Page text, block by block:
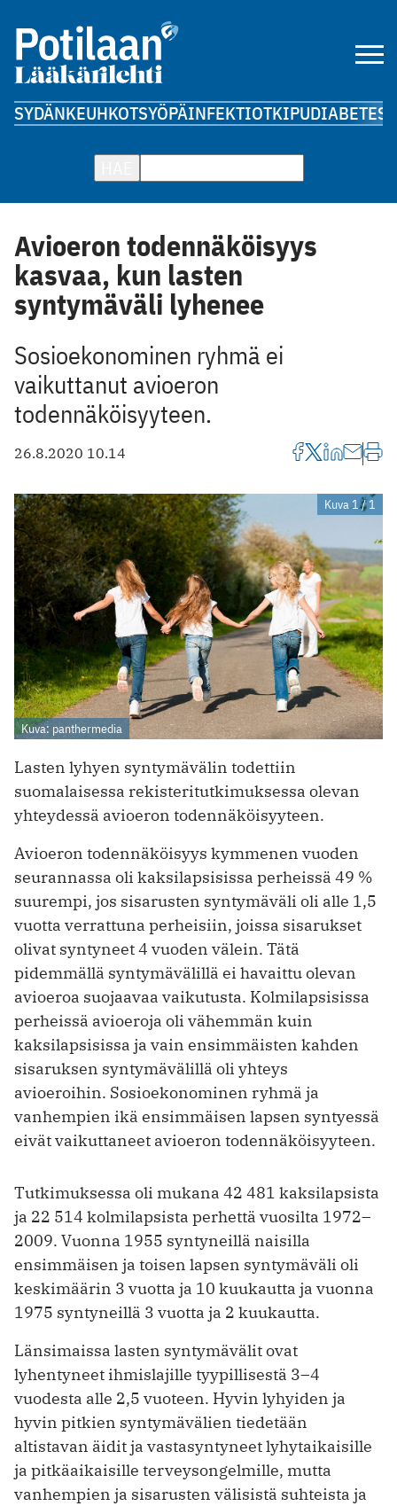
SYDÄNKEUHKOTSYÖPÄINFEKTIOTKIPUDIABETES
Avioeron todennäköisyys
kasvaa, kun lasten
syntymäväli lyhenee
Sosioekonominen ryhmä ei
vaikuttanut avioeron
todennäköisyyteen.
26.8.2020 10.14
Kuva 1 / 1
Kuva: panthermedia
Lasten lyhyen syntymävälin todettiin
suomalaisessa rekisteritutkimuksessa olevan
yhteydessä avioeron toden­näköisyyteen.
Avioeron todennäköisyys kymmenen vuoden
seurannassa oli kaksilapsisissa perheissä 49 %
suurempi, jos sisarusten syntymäväli oli alle 1,5
vuotta verrattuna perheisiin, joissa sisarukset
olivat syntyneet 4 vuoden välein. Tätä
pidemmällä syntymävälillä ei havaittu olevan
avioeroa suojaavaa vaikutusta. Kolmi­lapsisissa
perheissä avioeroja oli vähemmän kuin
kaksilapsisissa ja vain ensimmäisten kahden
sisaruksen syntymä­välillä oli yhteys
avioeroihin. Sosioekonominen ryhmä ja
vanhempien ikä ensimmäisen lapsen syntyessä
eivät vaikuttaneet avioeron todennäköisyyteen.
Tutkimuksessa oli mukana 42 481 kaksilapsista
ja 22 514 kolmilapsista perhettä vuosilta 1972–
2009. Vuonna 1955 syntyneillä naisilla
ensimmäisen ja toisen lapsen syntymäväli oli
keski­määrin 3 vuotta ja 10 kuukautta ja vuonna
1975 syntyneillä 3 vuotta ja 2 kuukautta.
Länsimaissa lasten syntymävälit ovat
lyhentyneet ihmislajille tyypillisestä 3–4
vuodesta alle 2,5 vuoteen. Hyvin lyhyiden ja
hyvin pitkien syntymävälien tiedetään
altistavan äidit ja vastasyntyneet lyhyt­aikaisille
ja pitkäaikaisille terveysongelmille, mutta
vanhempien ja sisarusten välisistä suhteista ja